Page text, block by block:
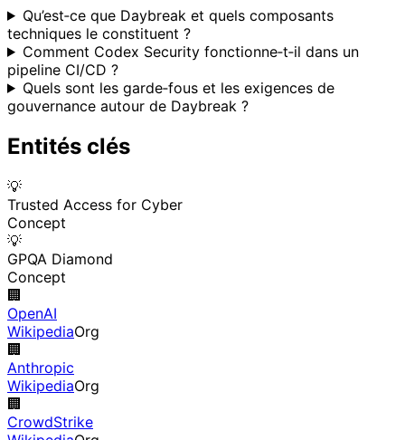
Qu’est‑ce que Daybreak et quels composants
techniques le constituent ?
Comment Codex Security fonctionne‑t‑il dans un
pipeline CI/CD ?
Quels sont les garde‑fous et les exigences de
gouvernance autour de Daybreak ?
Entités clés
💡
Trusted Access for Cyber
Concept
💡
GPQA Diamond
Concept
🏢
OpenAI
WikipediaOrg
🏢
Anthropic
WikipediaOrg
🏢
CrowdStrike